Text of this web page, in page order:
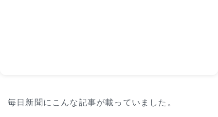
毎日新聞にこんな記事が載っていました。